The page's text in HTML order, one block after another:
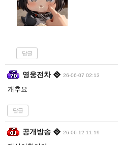
답글
영웅전차 26-06-07 02:13
개추요
답글
공개방송 26-06-12 11:19